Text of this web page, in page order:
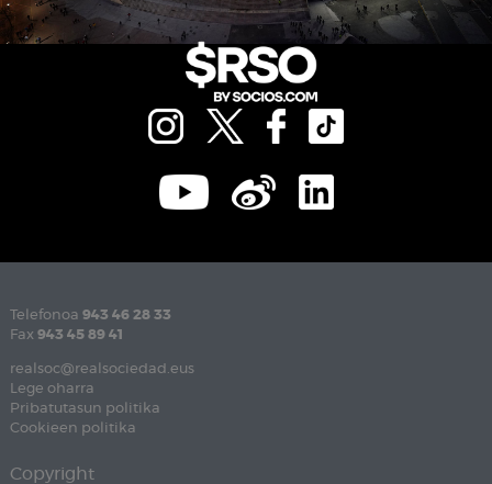
Telefonoa 943 46 28 33
Fax 943 45 89 41
realsoc@realsociedad.eus
Lege oharra
Pribatutasun politika
Cookieen politika
Copyright